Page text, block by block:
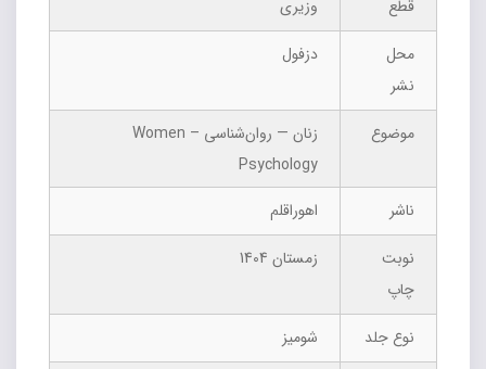
قطع
وزیری
محل
نشر
دزفول
موضوع
زنان — روان‌شناسی Women –
Psychology
ناشر
اهوراقلم
نوبت
چاپ
زمستان 1404
نوع جلد
شومیز